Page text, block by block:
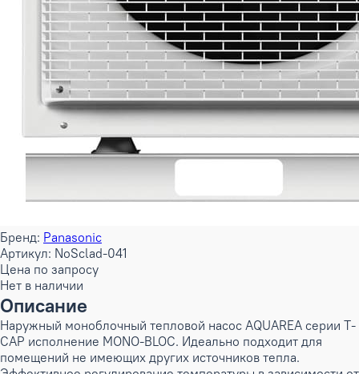
Бренд: Panasonic
Артикул: NoSclad-041
Цена по запросу
Нет в наличии
Описание
Наружный моноблочный тепловой насос AQUAREA серии T-
CAP исполнение MONO-BLOC. Идеально подходит для
помещений не имеющих других источников тепла.